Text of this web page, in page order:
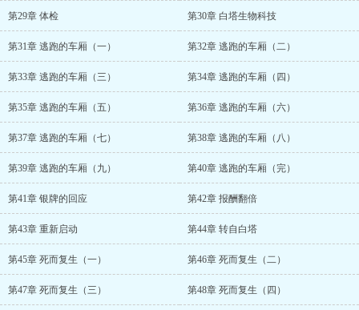
第29章 体检 第30章 白塔生物科技
第31章 逃跑的车厢（一） 第32章 逃跑的车厢（二）
第33章 逃跑的车厢（三） 第34章 逃跑的车厢（四）
第35章 逃跑的车厢（五） 第36章 逃跑的车厢（六）
第37章 逃跑的车厢（七） 第38章 逃跑的车厢（八）
第39章 逃跑的车厢（九） 第40章 逃跑的车厢（完）
第41章 银牌的回应 第42章 报酬翻倍
第43章 重新启动 第44章 转自白塔
第45章 死而复生（一） 第46章 死而复生（二）
第47章 死而复生（三） 第48章 死而复生（四）